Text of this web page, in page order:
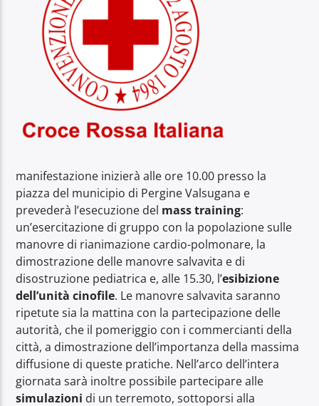
manifestazione inizierà alle ore 10.00 presso la
piazza del municipio di Pergine Valsugana e
prevederà l’esecuzione del mass training:
un’esercitazione di gruppo con la popolazione sulle
manovre di rianimazione cardio-polmonare, la
dimostrazione delle manovre salvavita e di
disostruzione pediatrica e, alle 15.30, l’esibizione
dell’unità cinofile. Le manovre salvavita saranno
ripetute sia la mattina con la partecipazione delle
autorità, che il pomeriggio con i commercianti della
città, a dimostrazione dell’importanza della massima
diffusione di queste pratiche. Nell’arco dell’intera
giornata sarà inoltre possibile partecipare alle
simulazioni di un terremoto, sottoporsi alla